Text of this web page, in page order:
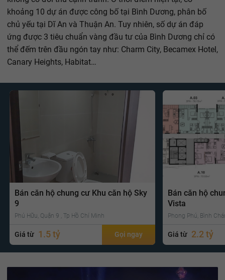
khoảng 10 dự án được công bố tại Bình Dương, phân bố
chủ yếu tại Dĩ An và Thuận An. Tuy nhiên, số dự án đáp
ứng được 3 tiêu chuẩn vàng đầu tư của Bình Dương chỉ có
thể đếm trên đầu ngón tay như: Charm City, Becamex Hotel,
Canary Heights, Habitat…
Bán căn hộ chung cư Khu căn hộ Sky
9
Phú Hữu, Quận 9 , Tp Hồ Chí Minh
Giá từ 1.5 tỷ Gọi ngay
Bán căn hộ
Vista
Phong Phú, Bình
Giá từ 2.2 tỷ